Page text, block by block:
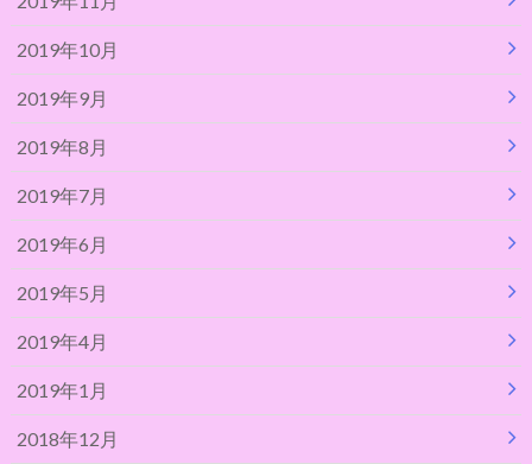
2019年10月
2019年9月
2019年8月
2019年7月
2019年6月
2019年5月
2019年4月
2019年1月
2018年12月